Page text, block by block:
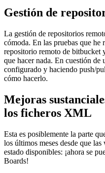
Gestión de
La gestión de repositorios
cómoda. En las pruebas que he
repositorio remoto de bitbucket
que hacer nada. En cuestión de
configurado y haciendo push/
cómo hacerlo.
Mejoras
los ficheros XML
Esta es posiblemente la parte
los últimos meses desde que
estado disponibles: ¡ahora se
Boards!